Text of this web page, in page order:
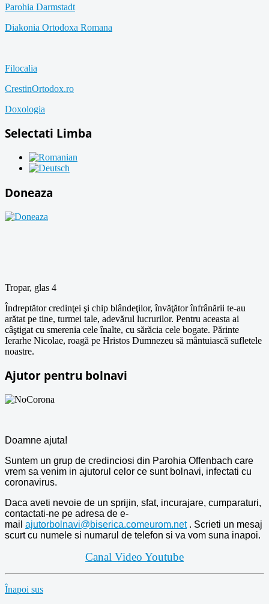
Parohia Darmstadt
Diakonia Ortodoxa Romana
Filocalia
CrestinOrtodox.ro
Doxologia
Selectati Limba
Doneaza
Tropar, glas 4
Îndreptător credinţei şi chip blândeţilor, învăţător înfrânării te-au
arătat pe tine, turmei tale, adevărul lucrurilor. Pentru aceasta ai
câştigat cu smerenia cele înalte, cu sărăcia cele bogate. Părinte
Ierarhe Nicolae, roagă pe Hristos Dumnezeu să mântuiască sufletele
noastre.
Ajutor pentru bolnavi
Doamne ajuta!
Suntem un grup de credinciosi din Parohia Offenbach care
vrem sa venim in ajutorul celor ce sunt bolnavi, infectati cu
coronavirus.
Daca aveti nevoie de un sprijin, sfat, incurajare, cumparaturi,
contactati-ne pe adresa de e-
mail ajutorbolnavi@biserica.comeurom.net. Scrieti un mesaj
scurt cu numele si numarul de telefon si va vom suna inapoi.
Canal Video Youtube
Înapoi sus